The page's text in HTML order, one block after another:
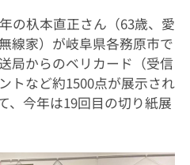
の杁本直正さん（63歳、愛
線家）が岐阜県各務原市で
局からのベリカード（受信
トなど約1500点が展示され
、今年は19回目の切り紙展